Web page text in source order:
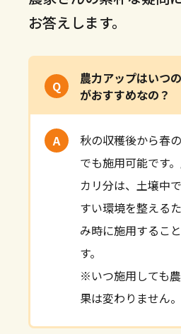
お答えします。
農力アップはいつ
がおすすめなの？
秋の収穫後から春
でも施用可能です
カリ分は、土壌中
すい環境を整える
み時に施用するこ
す。
※いつ施用しても
果は変わりません。